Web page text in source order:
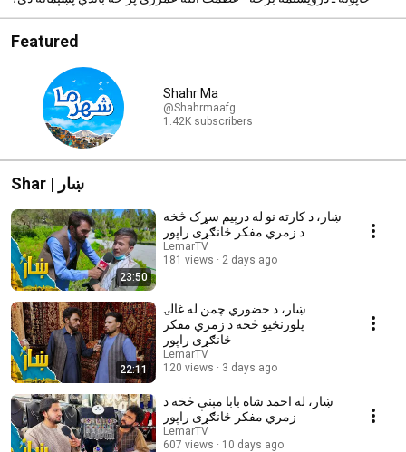
Featured
Shahr Ma
@Shahrmaafg
1.42K subscribers
Shar | ښار
23:50
ښار، د کارته نو له درېیم سړک څخه
د زمري مفکر ځانګړی راپور
LemarTV
181 views
2 days ago
22:11
ښار، د حضوري چمن له غالۍ
پلورنځیو څخه د زمري مفکر
ځانګړی راپور
LemarTV
120 views
3 days ago
ښار، له احمد شاه بابا مېنې څخه د
زمري مفکر ځانګړی راپور
LemarTV
607 views
10 days ago